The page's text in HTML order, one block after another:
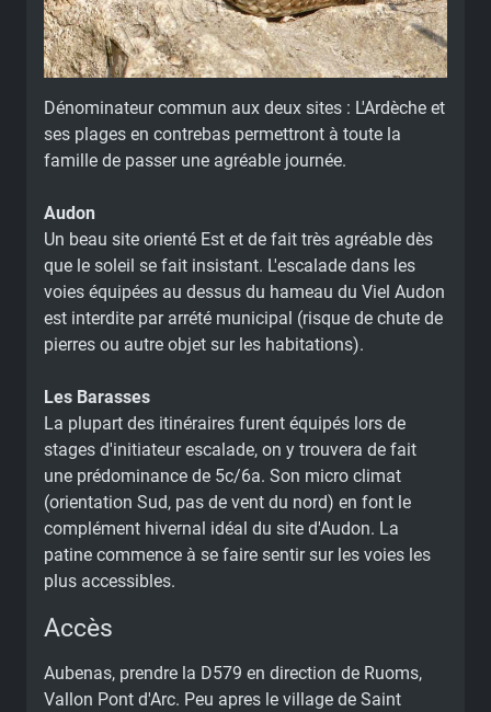
Dénominateur commun aux deux sites : L'Ardèche et
ses plages en contrebas permettront à toute la
famille de passer une agréable journée.
Audon
Un beau site orienté Est et de fait très agréable dès
que le soleil se fait insistant. L'escalade dans les
voies équipées au dessus du hameau du Viel Audon
est interdite par arrété municipal (risque de chute de
pierres ou autre objet sur les habitations).
Les Barasses
La plupart des itinéraires furent équipés lors de
stages d'initiateur escalade, on y trouvera de fait
une prédominance de 5c/6a. Son micro climat
(orientation Sud, pas de vent du nord) en font le
complément hivernal idéal du site d'Audon. La
patine commence à se faire sentir sur les voies les
plus accessibles.
Accès
Aubenas, prendre la D579 en direction de Ruoms,
Vallon Pont d'Arc. Peu apres le village de Saint